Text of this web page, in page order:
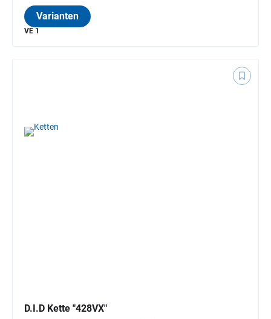
Varianten
VE 1
D.I.D Kette "428VX"